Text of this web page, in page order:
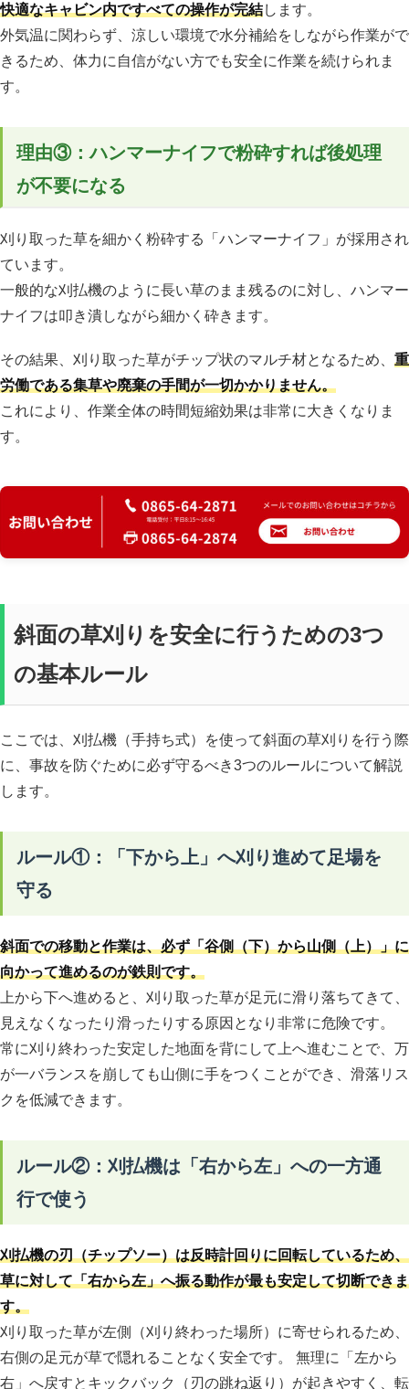
快適なキャビン内ですべての操作が完結します。
外気温に関わらず、涼しい環境で水分補給をしながら作業がで
きるため、体力に自信がない方でも安全に作業を続けられま
す。
理由③：ハンマーナイフで粉砕すれば後処理
が不要になる
刈り取った草を細かく粉砕する「ハンマーナイフ」が採用され
ています。
一般的な刈払機のように長い草のまま残るのに対し、ハンマー
ナイフは叩き潰しながら細かく砕きます。
その結果、刈り取った草がチップ状のマルチ材となるため、 重
労働である集草や廃棄の手間が一切かかりません。
これにより、作業全体の時間短縮効果は非常に大きくなりま
す。
斜面の草刈りを安全に行うための3つ
の基本ルール
ここでは、刈払機（手持ち式）を使って斜面の草刈りを行う際
に、事故を防ぐために必ず守るべき3つのルールについて解説
します。
ルール①：「下から上」へ刈り進めて足場を
守る
斜面での移動と作業は、必ず「谷側（下）から山側（上）」に
向かって進めるのが鉄則です。
上から下へ進めると、刈り取った草が足元に滑り落ちてきて、
見えなくなったり滑ったりする原因となり非常に危険です。
常に刈り終わった安定した地面を背にして上へ進むことで、万
が一バランスを崩しても山側に手をつくことができ、滑落リス
クを低減できます。
ルール②：刈払機は「右から左」への一方通
行で使う
刈払機の刃（チップソー）は反時計回りに回転しているため、
草に対して「右から左」へ振る動作が最も安定して切断できま
す。
刈り取った草が左側（刈り終わった場所）に寄せられるため、
右側の足元が草で隠れることなく安全です。 無理に「左から
右」へ戻すとキックバック（刃の跳ね返り）が起きやすく、転